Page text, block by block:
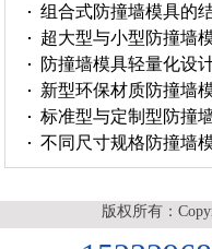
组合式防撞墙模具的
超大型与小型防撞墙
防撞墙模具轻量化设
新型环保材质防撞墙
标准型与定制型防撞
不同尺寸规格防撞墙
版权所有：